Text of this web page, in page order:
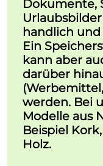
Dokumente,
handlich
Ein
kann aber
darüber
werden. Bei
Modelle aus
Beispiel Kork,
Holz.